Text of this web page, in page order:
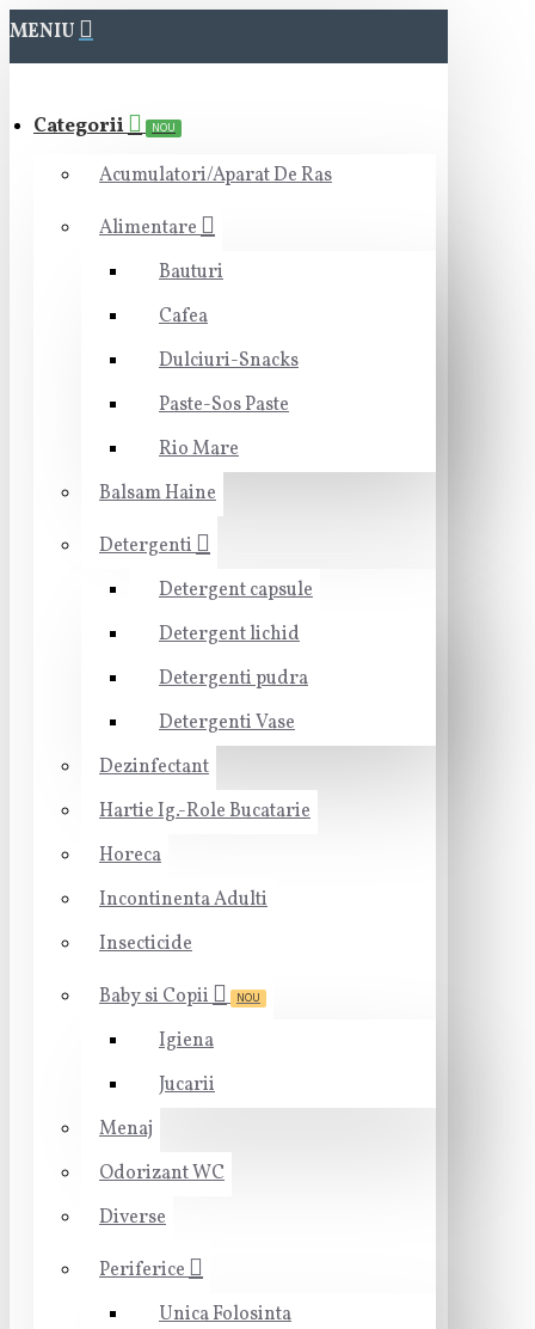
MENIU
Categorii NOU
Acumulatori/Aparat De Ras
Alimentare
Bauturi
Cafea
Dulciuri-Snacks
Paste-Sos Paste
Rio Mare
Balsam Haine
Detergenti
Detergent capsule
Detergent lichid
Detergenti pudra
Detergenti Vase
Dezinfectant
Hartie Ig.-Role Bucatarie
Horeca
Incontinenta Adulti
Insecticide
Baby si Copii
NOU
Igiena
Jucarii
Menaj
Odorizant WC
Diverse
Periferice
Unica Folosinta